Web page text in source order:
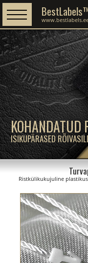
KOHANDATUD
ISIKUPÄRASED
Ristkülikukujuline